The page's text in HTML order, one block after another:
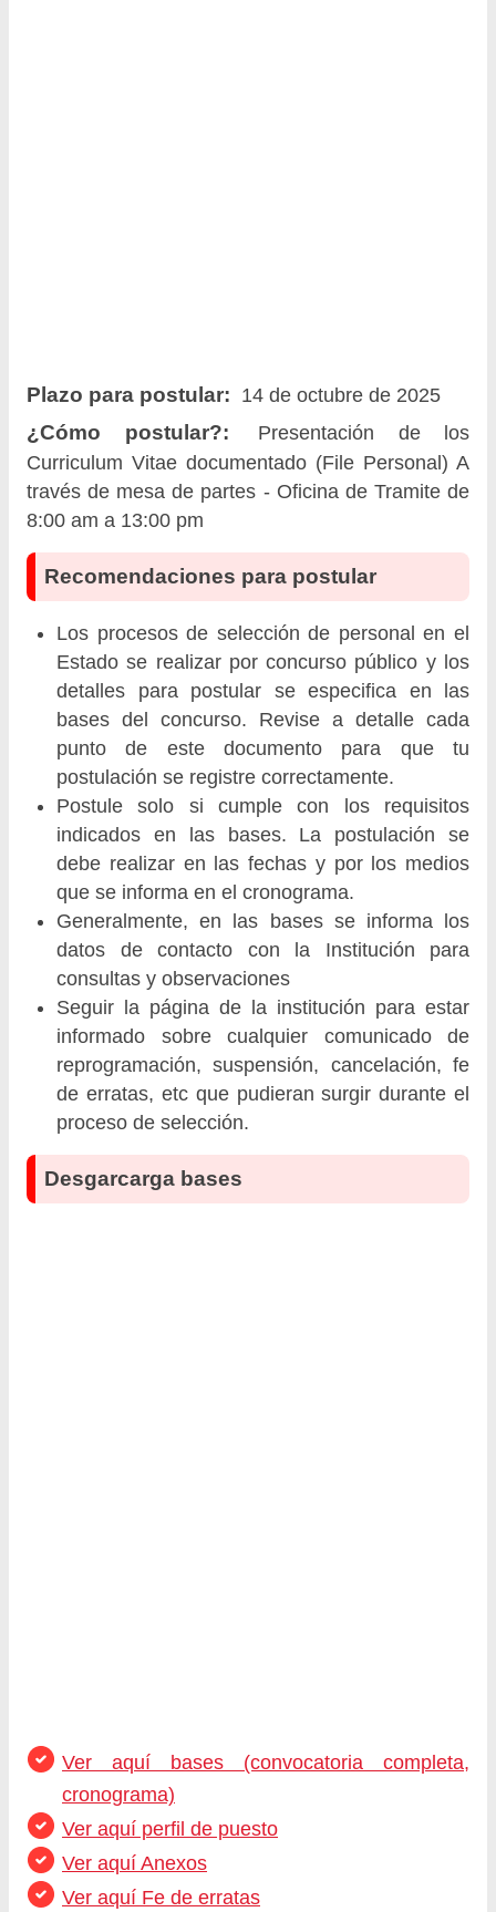
Plazo para postular: 14 de octubre de 2025
¿Cómo postular?:
Presentación de los
Curriculum Vitae documentado (File Personal) A
través de mesa de partes - Oficina de Tramite de
8:00 am a 13:00 pm
Recomendaciones para postular
Los procesos de selección de personal en el
Estado se realizar por concurso público y los
detalles para postular se especifica en las
bases del concurso. Revise a detalle cada
punto de este documento para que tu
postulación se registre correctamente.
Postule solo si cumple con los requisitos
indicados en las bases. La postulación se
debe realizar en las fechas y por los medios
que se informa en el cronograma.
Generalmente, en las bases se informa los
datos de contacto con la Institución para
consultas y observaciones
Seguir la página de la institución para estar
informado sobre cualquier comunicado de
reprogramación, suspensión, cancelación, fe
de erratas, etc que pudieran surgir durante el
proceso de selección.
Desgarcarga bases
Ver aquí bases (convocatoria completa,
cronograma)
Ver aquí perfil de puesto
Ver aquí Anexos
Ver aquí Fe de erratas